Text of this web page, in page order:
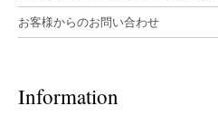
お客様からのお問い合わせ
Information